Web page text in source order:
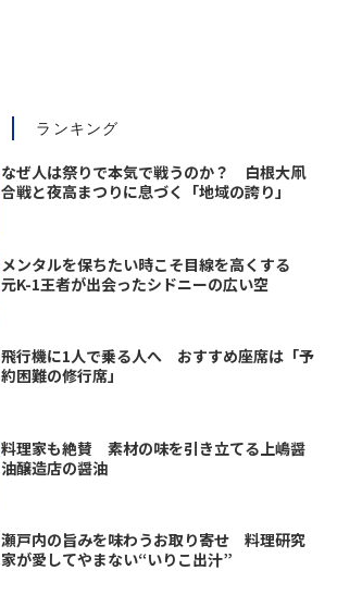
ランキング
なぜ人は祭りで本気で戦うのか？ 白根大凧
合戦と夜高まつりに息づく「地域の誇り」
メンタルを保ちたい時こそ目線を高くする
元K-1王者が出会ったシドニーの広い空
飛行機に1人で乗る人へ おすすめ座席は「予
約困難の修行席」
料理家も絶賛 素材の味を引き立てる上嶋醤
油醸造店の醤油
瀬戸内の旨みを味わうお取り寄せ 料理研究
家が愛してやまない“いりこ出汁”